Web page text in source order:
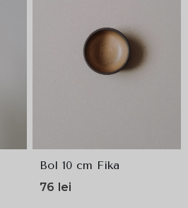
Bol 10 cm Fika
76 lei